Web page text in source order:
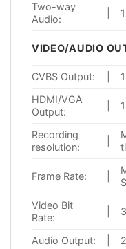
Two-way
Audio:
VIDEO/AUDIO
CVBS Output:
HDMI/VGA
Output:
Recording
resolution:
Frame Rate:
Video Bit
Rate:
Audio Output: